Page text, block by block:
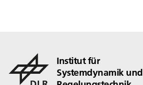
Institut für
Systemdynamik und